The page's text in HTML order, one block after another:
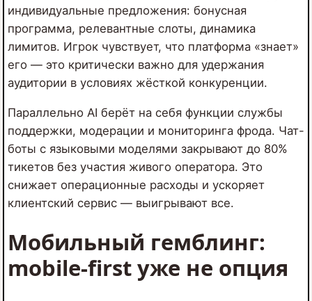
индивидуальные предложения: бонусная
программа, релевантные слоты, динамика
лимитов. Игрок чувствует, что платформа «знает»
его — это критически важно для удержания
аудитории в условиях жёсткой конкуренции.
Параллельно AI берёт на себя функции службы
поддержки, модерации и мониторинга фрода. Чат-
боты с языковыми моделями закрывают до 80%
тикетов без участия живого оператора. Это
снижает операционные расходы и ускоряет
клиентский сервис — выигрывают все.
Мобильный гемблинг:
mobile-first уже не опция